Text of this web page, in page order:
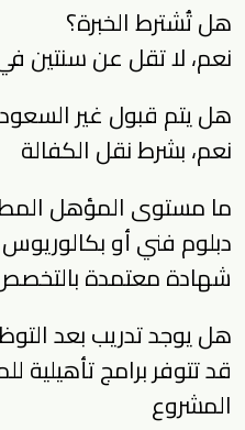
هل تُشترط الخبرة؟
نعم، لا تقل عن
هل يتم قبول غير
نعم، بشرط نقل الكفالة
ما مستوى المؤهل
دبلوم فني أو
شهادة معتمدة
هل يوجد تدريب بعد
قد تتوفر برامج تأهيلية
المشروع